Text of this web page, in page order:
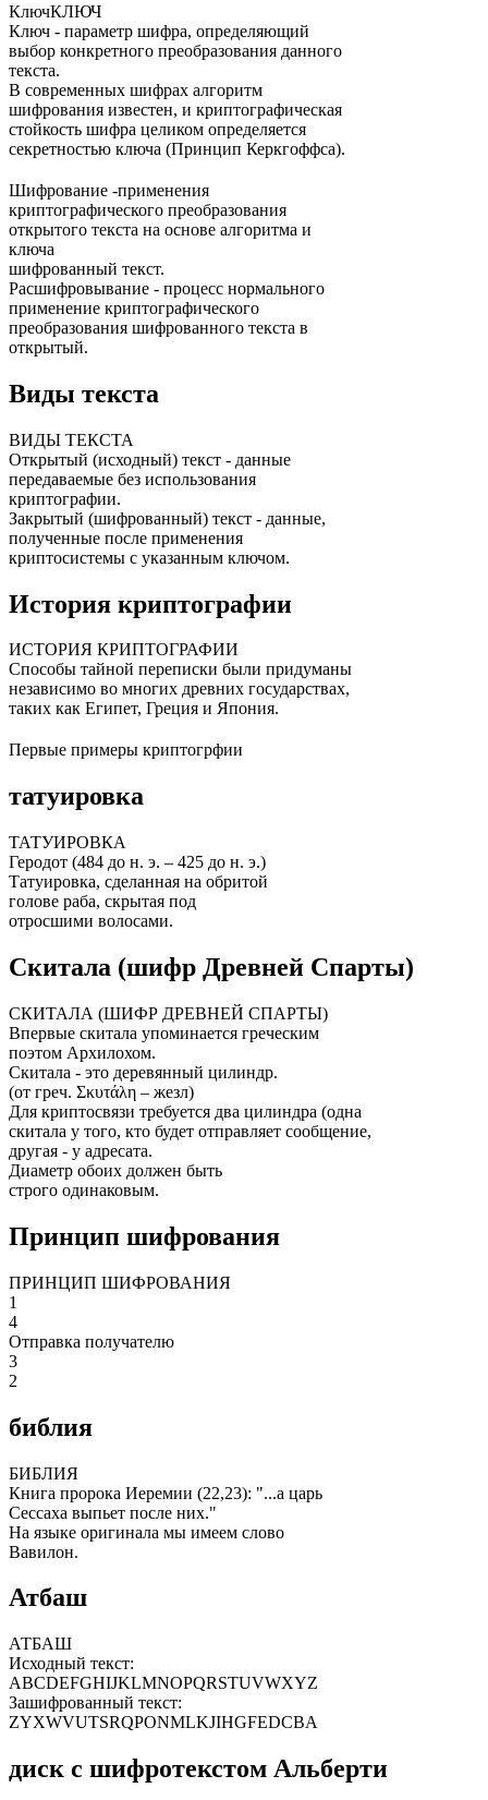
КлючКЛЮЧ
Ключ - параметр шифра, определяющий
выбор конкретного преобразования данного
текста.
В современных шифрах алгоритм
шифрования известен, и криптографическая
стойкость шифра целиком определяется
секретностью ключа (Принцип Керкгоффса).
Шифрование -применения
криптографического преобразования
открытого текста на основе алгоритма и
ключа
шифрованный текст.
Расшифровывание - процесс нормального
применение криптографического
преобразования шифрованного текста в
открытый.
Виды текста
ВИДЫ ТЕКСТА
Открытый (исходный) текст - данные
передаваемые без использования
криптографии.
Закрытый (шифрованный) текст - данные,
полученные после применения
криптосистемы с указанным ключом.
История криптографии
ИСТОРИЯ КРИПТОГРАФИИ
Способы тайной переписки были придуманы
независимо во многих древних государствах,
таких как Египет, Греция и Япония.
Первые примеры криптогрфии
татуировка
ТАТУИРОВКА
Геродот (484 до н. э. – 425 до н. э.)
Татуировка, сделанная на обритой
голове раба, скрытая под
отросшими волосами.
Скитала (шифр Древней Спарты)
СКИТАЛА (ШИФР ДРЕВНЕЙ СПАРТЫ)
Впервые скитала упоминается греческим
поэтом Архилохом.
Скитала - это деревянный цилиндр.
(от греч. Σκυτάλη – жезл)
Для криптосвязи требуется два цилиндра (одна
скитала у того, кто будет отправляет сообщение,
другая - у адресата.
Диаметр обоих должен быть
строго одинаковым.
Принцип шифрования
ПРИНЦИП ШИФРОВАНИЯ
1
4
Отправка получателю
3
2
библия
БИБЛИЯ
Книга пророка Иеремии (22,23): "...а царь
Сессаха выпьет после них."
На языке оригинала мы имеем слово
Вавилон.
Атбаш
АТБАШ
Исходный текст:
ABCDEFGHIJKLMNOPQRSTUVWXYZ
Зашифрованный текст:
ZYXWVUTSRQPONMLKJIHGFEDCBA
диск с шифротекстом Альберти